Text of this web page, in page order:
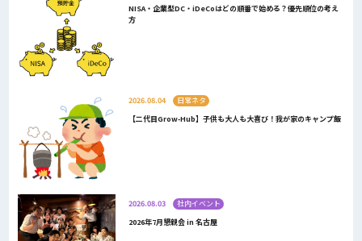
NISA・企業型DC・iDeCoはどの順番で始める？優先順位の考え
方
2026.08.04
日常ネタ
【二代目Grow-Hub】子供も大人も大喜び！我が家のキャンプ飯
2026.08.03
社内イベント
2026年7月懇親会 in 名古屋